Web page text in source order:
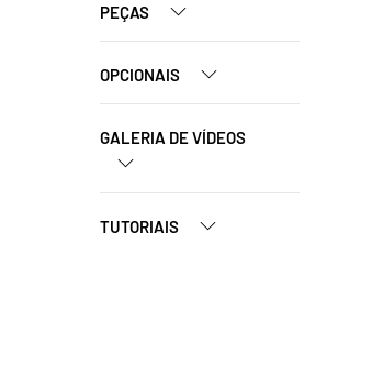
PEÇAS
OPCIONAIS
GALERIA DE VÍDEOS
TUTORIAIS